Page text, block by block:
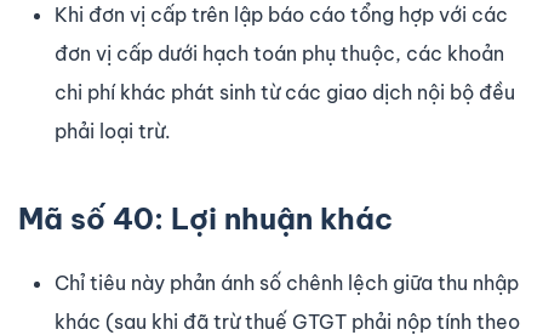
Khi đơn vị cấp trên lập báo cáo tổng hợp với các
đơn vị cấp dưới hạch toán phụ thuộc, các khoản
chi phí khác phát sinh từ các giao dịch nội bộ đều
phải loại trừ.
Mã số 40: Lợi nhuận khác
Chỉ tiêu này phản ánh số chênh lệch giữa thu nhập
khác (sau khi đã trừ thuế GTGT phải nộp tính theo